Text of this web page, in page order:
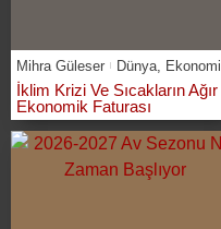
Mihra Güleser Dünya Ekonomi
İklim Krizi Ve Sıcakların Ağır
Ekonomik Faturası